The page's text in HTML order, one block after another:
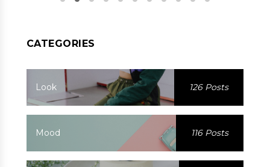
CATEGORIES
Look 126 Posts
Mood 116 Posts